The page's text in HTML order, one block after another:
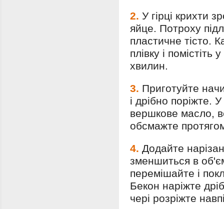
2. У гірці крихти
яйце. Потроху
пластичне тісто.
плівку і
хвилин.
3. Приготуйте
і дрібно поріжте. У
вершкове масло,
обсмажте
4. Додайте
зменшиться в
перемішайте і
Бекон наріжте
чері розріжте